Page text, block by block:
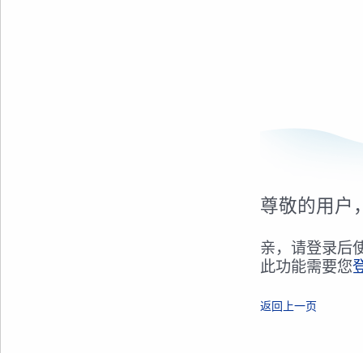
尊敬的用户
亲，请登录后
此功能需要您
返回上一页